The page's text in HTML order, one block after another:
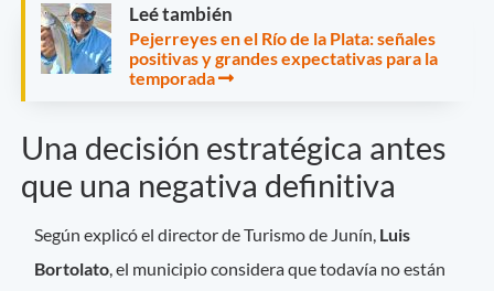
Leé también
Pejerreyes en el Río de la Plata: señales
positivas y grandes expectativas para la
temporada
Una decisión estratégica antes
que una negativa definitiva
Según explicó el director de Turismo de Junín, Luis
Bortolato, el municipio considera que todavía no están